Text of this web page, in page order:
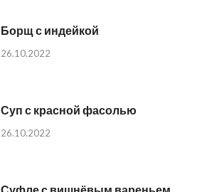
Борщ с индейкой
26.10.2022
Суп с красной фасолью
26.10.2022